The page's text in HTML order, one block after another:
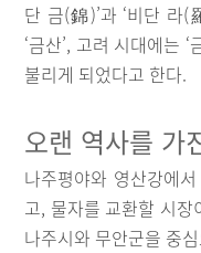
단 금(錦)’과 ‘비단 라(
‘금산’, 고려 시대에는
불리게 되었다고 한다.
오랜 역사를 가
나주평야와 영산강에
고, 물자를 교환할 시
나주시와 무안군을 중